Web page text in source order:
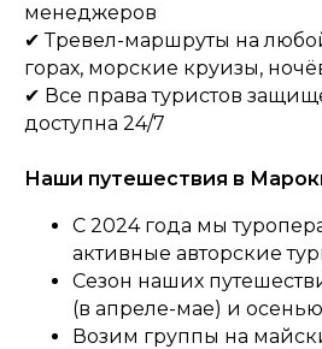
менеджеров
✔ Тревел-маршруты на
горах, морские круизы,
✔ Все права туристов
доступна 24/7
Наши путешествия в
С 2024 года мы
активные авторские
Сезон наших
(в апреле-мае) и
Возим группы на